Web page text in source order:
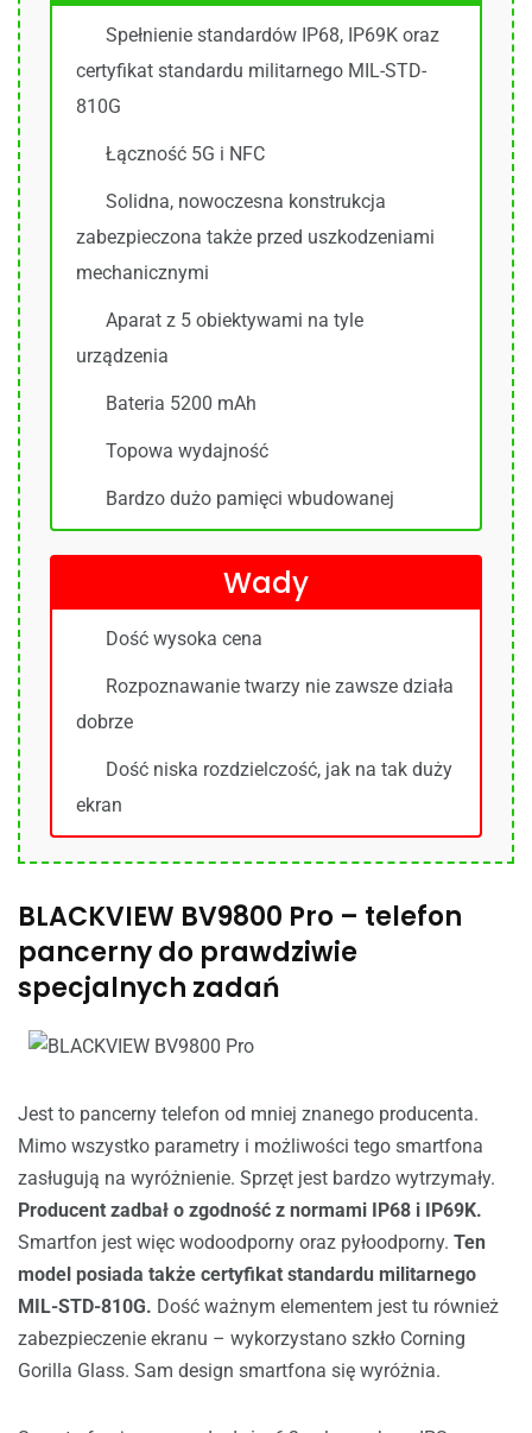
Spełnienie standardów IP68, IP69K oraz
certyfikat standardu militarnego MIL-STD-
810G
Łączność 5G i NFC
Solidna, nowoczesna konstrukcja
zabezpieczona także przed uszkodzeniami
mechanicznymi
Aparat z 5 obiektywami na tyle
urządzenia
Bateria 5200 mAh
Topowa wydajność
Bardzo dużo pamięci wbudowanej
Wady
Dość wysoka cena
Rozpoznawanie twarzy nie zawsze działa
dobrze
Dość niska rozdzielczość, jak na tak duży
ekran
BLACKVIEW BV9800 Pro – telefon
pancerny do prawdziwie
specjalnych zadań
Jest to pancerny telefon od mniej znanego producenta.
Mimo wszystko parametry i możliwości tego smartfona
zasługują na wyróżnienie. Sprzęt jest bardzo wytrzymały.
Producent zadbał o zgodność z normami IP68 i IP69K.
Smartfon jest więc wodoodporny oraz pyłoodporny. Ten
model posiada także certyfikat standardu militarnego
MIL-STD-810G. Dość ważnym elementem jest tu również
zabezpieczenie ekranu – wykorzystano szkło Corning
Gorilla Glass. Sam design smartfona się wyróżnia.